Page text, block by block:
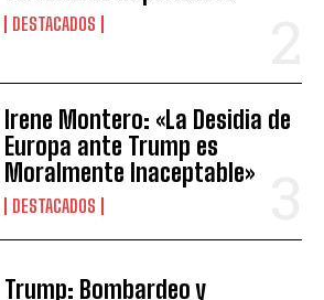
DESTACADOS
Irene Montero: «La Desidia de
Europa ante Trump es
Moralmente Inaceptable»
DESTACADOS
Trump: Bombardeo y